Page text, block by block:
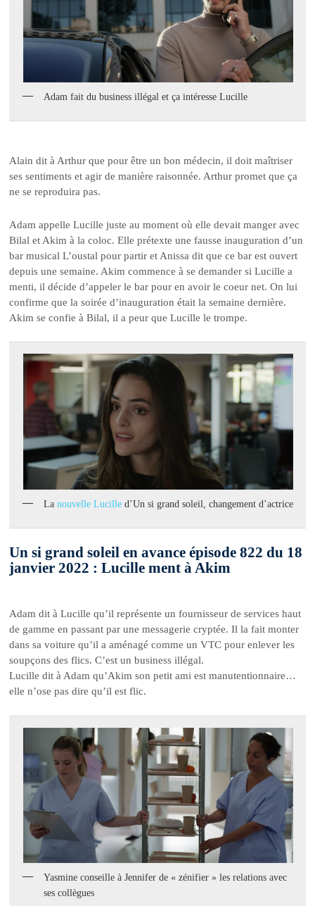
Adam fait du business illégal et ça intéresse Lucille
Alain dit à Arthur que pour être un bon médecin, il doit maîtriser
ses sentiments et agir de manière raisonnée. Arthur promet que ça
ne se reproduira pas.
Adam appelle Lucille juste au moment où elle devait manger avec
Bilal et Akim à la coloc. Elle prétexte une fausse inauguration d’un
bar musical L’oustal pour partir et Anissa dit que ce bar est ouvert
depuis une semaine. Akim commence à se demander si Lucille a
menti, il décide d’appeler le bar pour en avoir le coeur net. On lui
confirme que la soirée d’inauguration était la semaine dernière.
Akim se confie à Bilal, il a peur que Lucille le trompe.
La nouvelle Lucilled’Un si grand soleil, changement d’actrice
Un si grand soleil en avance épisode 822 du 18
janvier 2022 : Lucille ment à Akim
Adam dit à Lucille qu’il représente un fournisseur de services haut
de gamme en passant par une messagerie cryptée. Il la fait monter
dans sa voiture qu’il a aménagé comme un VTC pour enlever les
soupçons des flics. C’est un business illégal.
Lucille dit à Adam qu’Akim son petit ami est manutentionnaire…
elle n’ose pas dire qu’il est flic.
Yasmine conseille à Jennifer de « zénifier » les relations avec
ses collègues